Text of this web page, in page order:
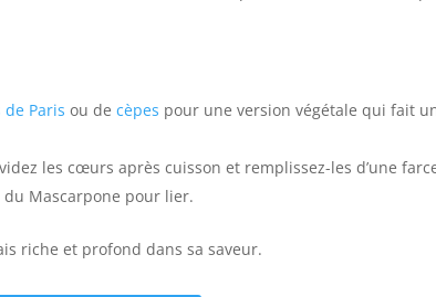
Paris ou decèpes pour une version végétale qui fait
les cœurs après cuisson et remplissez-les d’une
du Mascarpone pour lier.
riche et profond dans sa saveur.